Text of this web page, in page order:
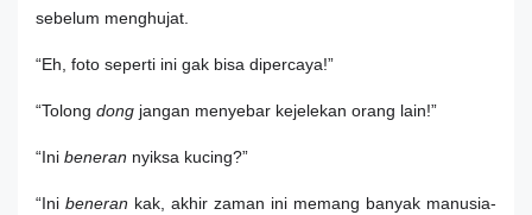
sebelum menghujat.
“Eh, foto seperti ini gak bisa dipercaya!”
“Tolong dong jangan menyebar kejelekan orang lain!”
“Ini beneran nyiksa kucing?”
“Ini beneran kak, akhir zaman ini memang banyak manusia-